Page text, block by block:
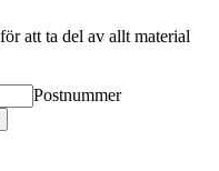
att ta del av allt material
Postnummer